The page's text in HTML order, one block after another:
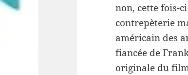
non, cette fois-
contrepèterie
américain des
fiancée de
originale du